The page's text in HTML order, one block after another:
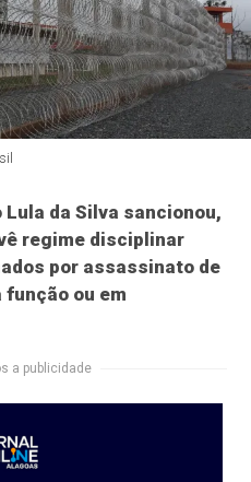
da Silva sancionou,
regime disciplinar
por assassinato de
ou em
a publicidade